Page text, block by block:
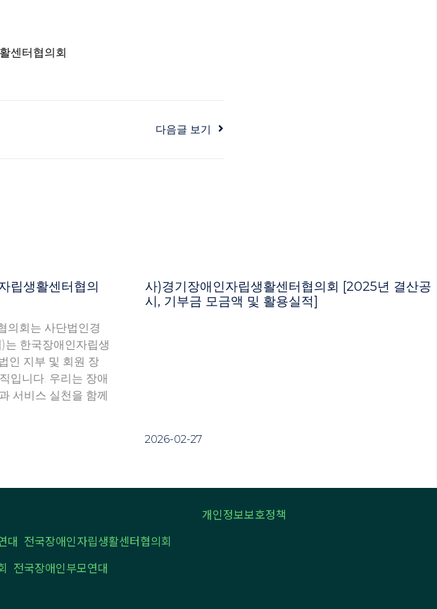
센터협의회
다음글 보기
립생활센터협의
의회는 사단법인경
는 한국장애인자립생
인 지부 및 회원 장
입니다. 우리는 장애
서비스 실천을 함께
사)경기장애인자립생활센터협의회 [2025년 결산공
시, 기부금 모금액 및 활용실적]
2026-02-27
대 전국장애인자립생활센터협의회
전국장애인부모연대
개인정보보호정책